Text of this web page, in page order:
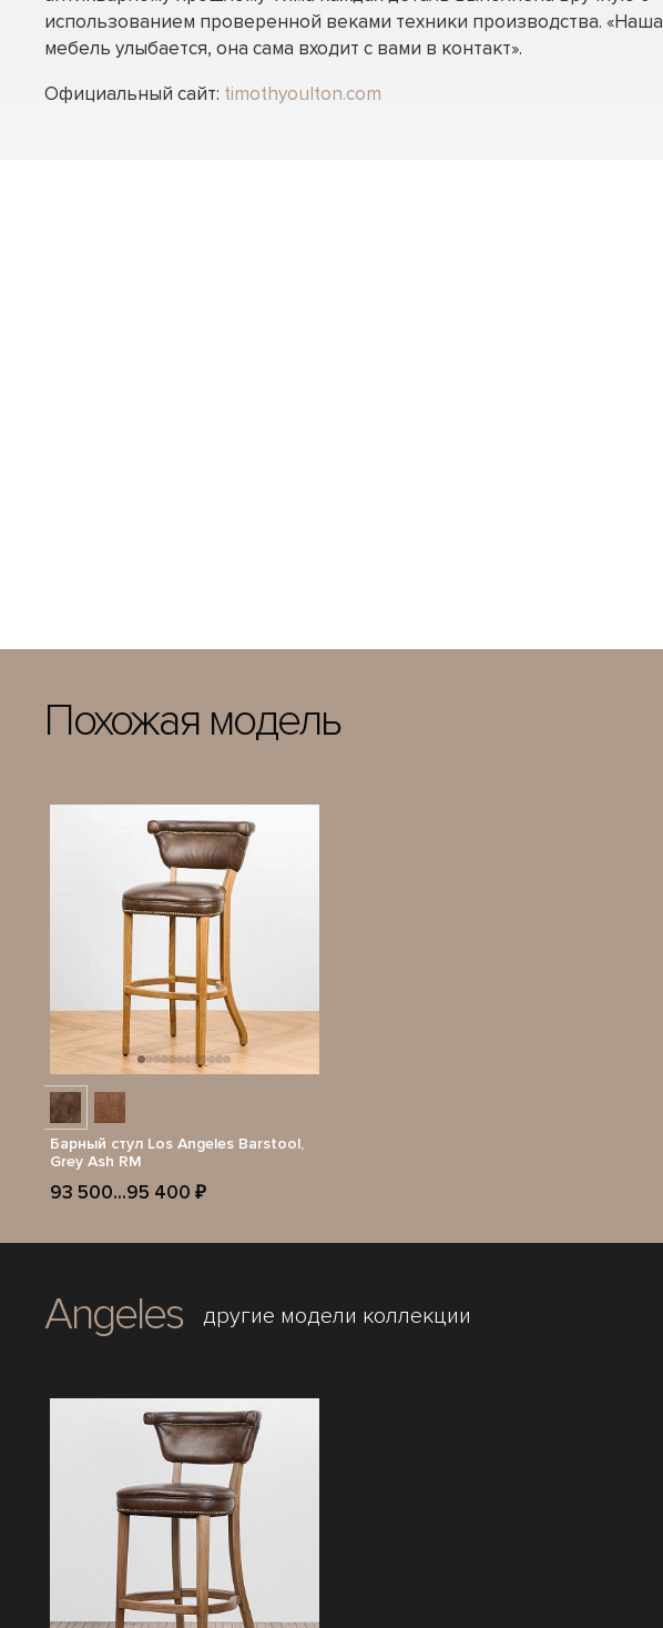
использованием проверенной веками техники производства. «Наша
мебель улыбается, она сама входит с вами в контакт».
Официальный сайт: timothyoulton.com
Похожая модель
Барный стул Los Angeles Barstool,
Grey Ash RM
93 500...95 400 ₽
Angeles другие модели коллекции